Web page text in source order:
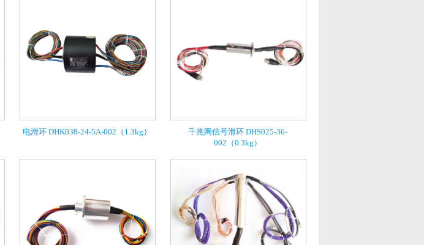
电滑环 DHK038-24-5A-002（1.3kg）
千兆网信号滑环 DHS025-36-
002（0.3kg）